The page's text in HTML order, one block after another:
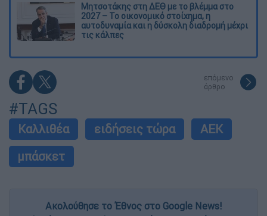
Μητσοτάκης στη ΔΕΘ με το βλέμμα στο
2027 – Το οικονομικό στοίχημα, η
αυτοδυναμία και η δύσκολη διαδρομή μέχρι
τις κάλπες
επόμενο
άρθρο
#TAGS
Καλλιθέα ειδήσεις τώρα
ΑΕΚ
μπάσκετ
Ακολούθησε το Έθνος στο Google News!